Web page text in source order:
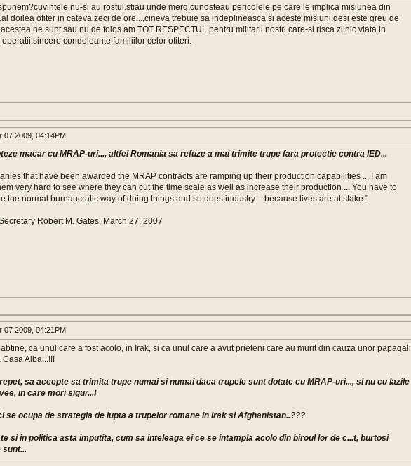
nu-si au rostul.stiau unde merg,cunosteau pericolele pe care le implica misiunea din
doilea ofiter in cateva zeci de ore...,cineva trebuie sa indeplineasca si aceste misiuni,desi este greu de
ne sunt sau nu de folos.am TOT RESPECTUL pentru militarii nostri care-si risca zilnic viata in
operatii.sincere condoleante familiilor celor ofiteri.
07 2009, 04:14PM
macar cu MRAP-uri..., altfel Romania sa refuze a mai trimite trupe fara protectie contra IED...
that have been awarded the MRAP contracts are ramping up their production capabilities ... I am
very hard to see where they can cut the time scale as well as increase their production ... You have to
the normal bureaucratic way of doing things and so does industry – because lives are at stake."
Robert M. Gates, March 27, 2007
07 2009, 04:21PM
abtine, ca unul care a fost acolo, in Irak, si ca unul care a avut prieteni care au murit din cauza unor papagali
Alba...!!!
sa accepte sa trimita trupe numai si numai daca trupele sunt dotate cu MRAP-uri..., si nu cu lazile
in care mori sigur...!
se ocupa de strategia de lupta a trupelor romane in Irak si Afghanistan..???
si in politica asta imputita, cum sa inteleaga ei ce se intampla acolo din biroul lor de c...t, burtosi
sunt...